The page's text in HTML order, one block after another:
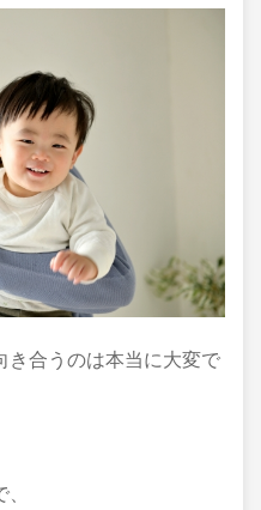
き合うのは本当に大変で